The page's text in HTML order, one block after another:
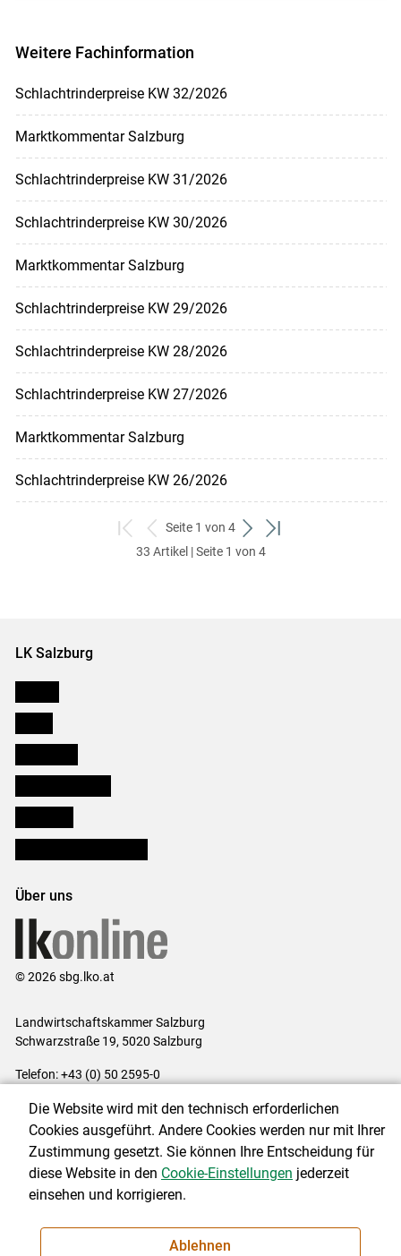
Weitere Fachinformation
Schlachtrinderpreise KW 32/2026
Marktkommentar Salzburg
Schlachtrinderpreise KW 31/2026
Schlachtrinderpreise KW 30/2026
Marktkommentar Salzburg
Schlachtrinderpreise KW 29/2026
Schlachtrinderpreise KW 28/2026
Schlachtrinderpreise KW 27/2026
Marktkommentar Salzburg
Schlachtrinderpreise KW 26/2026
zum
ersten
zurück
zum
Seite 1 von 4
weiter
zum
zum
33 Artikel | Seite 1 von 4
LK Salzburg
Über uns
© 2026 sbg.lko.at
Landwirtschaftskammer Salzburg
Schwarzstraße 19, 5020 Salzburg
Telefon: +43 (0) 50 2595-0
Impressum|Kontakt|Datenschutzerklärung|Barrierefreiheit|
Cookie-Einstellungen
NEWSLETTER
Die Website wird mit den technisch erforderlichen
Cookies ausgeführt. Andere Cookies werden nur mit Ihrer
Zustimmung gesetzt. Sie können Ihre Entscheidung für
diese Website in den Cookie-Einstellungen jederzeit
einsehen und korrigieren.
Ablehnen